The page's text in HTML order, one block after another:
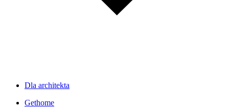
Dla architekta
Gethome